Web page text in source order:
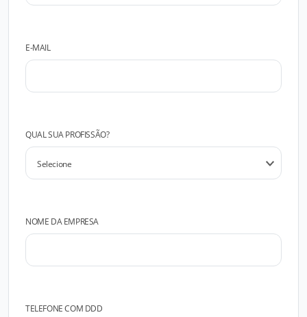
E-MAIL
QUAL SUA PROFISSÃO?
NOME DA EMPRESA
TELEFONE COM DDD